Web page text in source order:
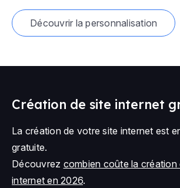
Découvrir la personnalisation
Création de site internet
La création de votre site internet est
gratuite.
Découvrez combien coûte la création
internet en 2026.